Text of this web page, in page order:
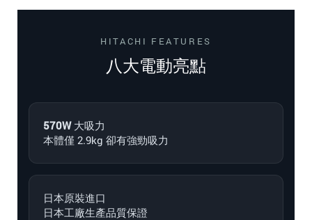
HITACHI FEATURES
八大電動亮點
570W 大吸力
本體僅 2.9kg 卻有強勁吸力
日本原裝進口
日本工廠生產品質保證